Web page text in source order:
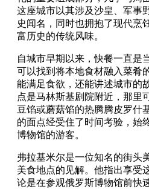
这座城市以其涉及沙皇、军事
史闻名，同时也拥抱了现代烹
富历史的传统风味。
自城市早期以来，快餐一直是
可以找到将本地食材融入菜肴
能满足食欲，还能讲述城市的
点是马林斯基剧院附近，那里
豆馅或蘑菇馅的热腾腾皮罗什
的面点经受住了时间考验，始
博物馆的游客。
弗拉基米尔是一位知名的街头
美食地点的见解。他指出享受
论是在参观俄罗斯博物馆前快